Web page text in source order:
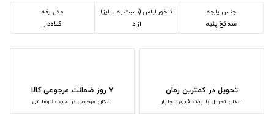
جنس پارچه
سه نخ پنبه
تنخور لباس (نسبت به سایز)
آزاد
مدل یقه
کلاه‌دار
تحویل در کمترین زمان
امکان تحویل با پیک فوری و چاپار
۷ روز ضمانت مرجوعی کالا
امکان مرجوعی در صورت نارضایتی